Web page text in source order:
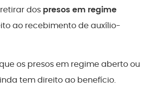
dos presos em regime
ao recebimento de auxílio-
os presos em regime aberto ou
tem direito ao benefício.